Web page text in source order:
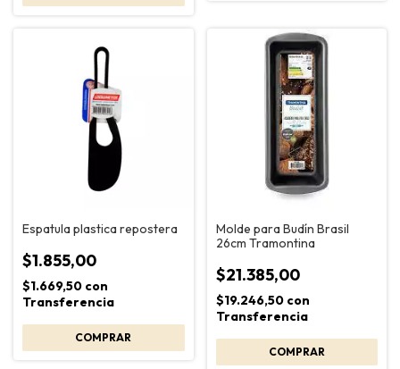
Espatula plastica repostera
$1.855,00
$1.669,50 con
Transferencia
Molde para Budín Brasil
26cm Tramontina
$21.385,00
$19.246,50 con
Transferencia